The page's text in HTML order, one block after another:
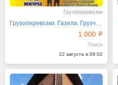
Грузоперевозки
Грузоперевозки. Газели. Грузчики. Томск
1 000
Томск
22 августа в 09:02